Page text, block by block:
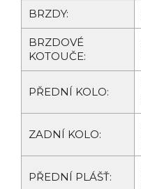
BRZDY:
BRZDOVÉ
KOTOUČE:
PŘEDNÍ KOLO:
ZADNÍ KOLO:
PŘEDNÍ PLÁŠŤ: